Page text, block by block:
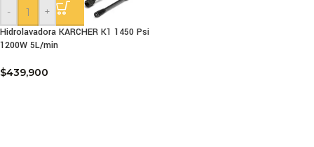
-
+
Hidrolavadora KARCHER K1 1450 Psi
1200W 5L/min
$439,900